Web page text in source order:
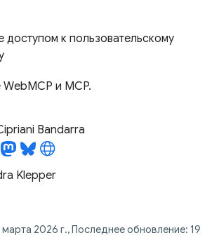
доступом к пользовательскому
и MCP.
Bandarra
Klepper
2026 г., Последнее обновление: 19